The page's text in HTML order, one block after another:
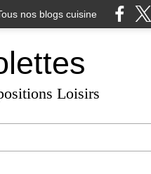
nos blogs cuisine
Loisirs